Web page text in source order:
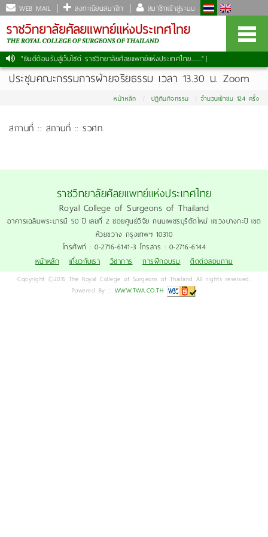
WEB MAIL ลงทะเบียนสมาชิก สมาชิกเข้าสู่ระบบ
"ยินดีต้อนรับสู่เว็บไซต์ ราชวิทยาลัยศัลยแพทย์แห่งประเทศไทย......." |
ประชุมคณะกรรมการฝ่ายจริยธรรม เวลา 13.30 น. Zoom
หน้าหลัก ปฏิทินกิจกรรม จำนวนเข้าชม 124 ครั้ง
สถานที่ :: สถานที่ :: รวศท.
ราชวิทยาลัยศัลยแพทย์แห่งประเทศไทย
Royal College of Surgeons of Thailand
อาคารเฉลิมพระบารมี 50 ปี เลขที่ 2 ซอยศูนย์วิจัย ถนนเพชรบุรีตัดใหม่ แขวงบางกะปิ เขต
ห้วยขวาง กรุงเทพฯ 10310
โทรศัพท์ : 0-2716-6141-3 โทรสาร : 0-2716-6144
หน้าหลัก
เกี่ยวกับเรา วิชาการ การฝึกอบรม ติดต่อสอบถาม
Copyright ©2015 The Royal College of Surgeons of Thailand All rights reserved.
Powered By :: WWW.TWA.CO.TH